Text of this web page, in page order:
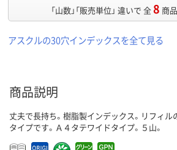
「山数」「販売単位」 違いで 全8 商
アスクルの30穴インデックスを全て見る
商品説明
丈夫で長持ち。樹脂製インデックス。リフィ
タイプです。Ａ４タテワイドタイプ。５山。